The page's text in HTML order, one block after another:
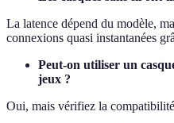
La latence dépend du modèle,
connexions quasi instantanées
Peut-on utiliser un
jeux ?
Oui, mais vérifiez la